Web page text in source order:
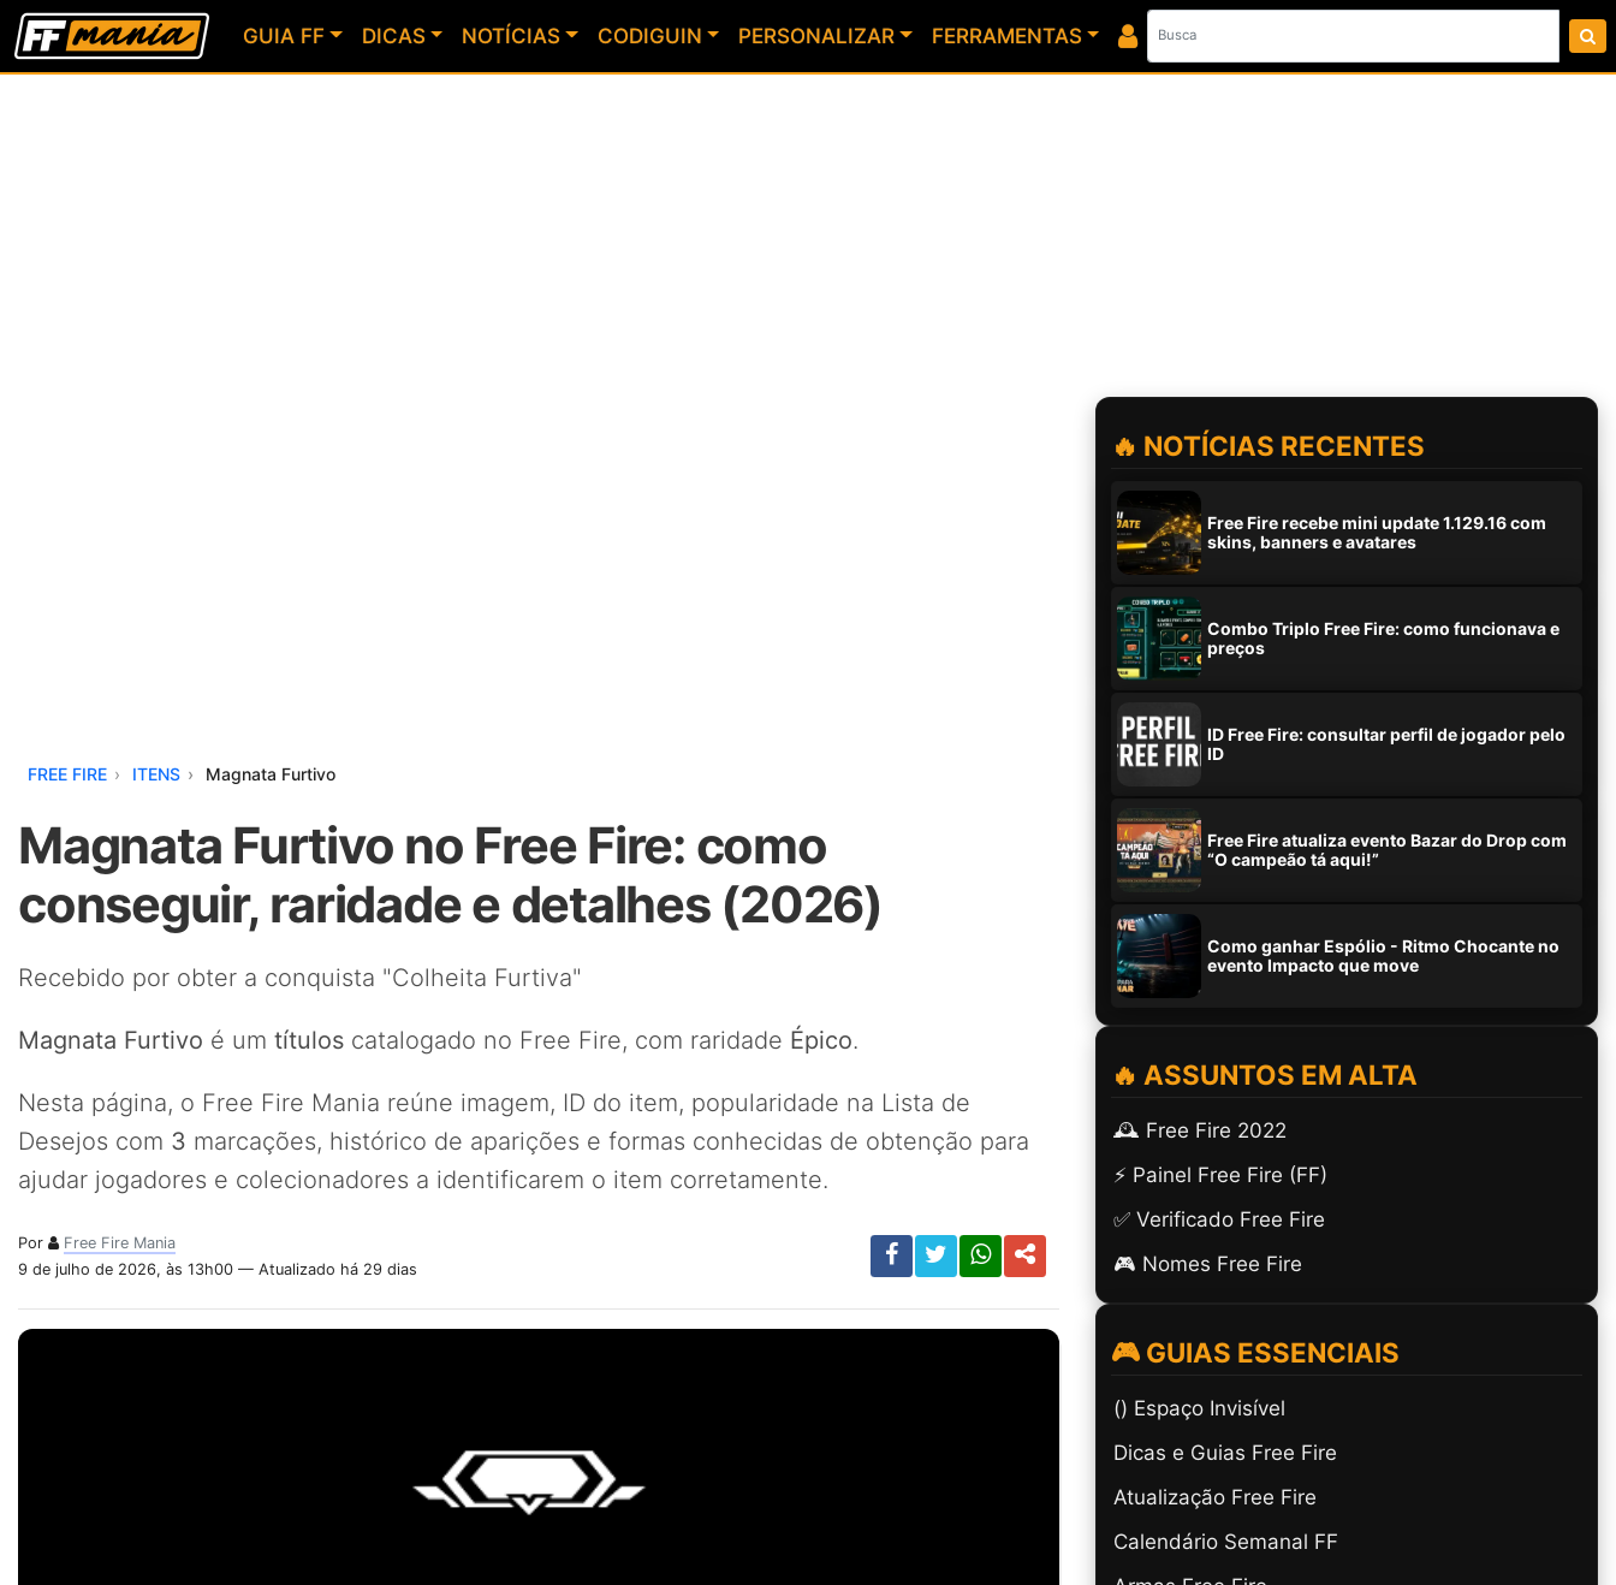
GUIA FF DICAS NOTÍCIAS CODIGUIN PERSONALIZAR FERRAMENTAS
FREE FIRE ITENS Magnata Furtivo
Magnata Furtivo no Free Fire: como
conseguir, raridade e detalhes (2026)
Recebido por obter a conquista "Colheita Furtiva"
Magnata Furtivo é um títulos catalogado no Free Fire, com raridade Épico.
Nesta página, o Free Fire Mania reúne imagem, ID do item, popularidade na Lista de
Desejos com 3 marcações, histórico de aparições e formas conhecidas de obtenção para
ajudar jogadores e colecionadores a identificarem o item corretamente.
Por
Free Fire Mania
9 de julho de 2026, às 13h00 — Atualizado há 29 dias
🔥 NOTÍCIAS RECENTES
Free Fire recebe mini update 1.129.16 com
skins, banners e avatares
Combo Triplo Free Fire: como funcionava e
preços
ID Free Fire: consultar perfil de jogador pelo
ID
Free Fire atualiza evento Bazar do Drop com
“O campeão tá aqui!”
Como ganhar Espólio - Ritmo Chocante no
evento Impacto que move
🔥 ASSUNTOS EM ALTA
🕰️ Free Fire 2022
⚡ Painel Free Fire (FF)
✅ Verificado Free Fire
🎮 Nomes Free Fire
🎮 GUIAS ESSENCIAIS
(ㅤ) Espaço Invisível
Dicas e Guias Free Fire
Atualização Free Fire
Calendário Semanal FF